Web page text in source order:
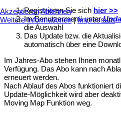
Registrieren Sie sich hier >>
Im Benutzermenü unter
die Auswahl
Das Update bzw. die
automatisch über eine
Im Jahres-Abo stehen Ihnen
Verfügung. Das Abo kann nach
erneuert werden.
Nach Ablauf des Abos funktioniert
Update-Möglichkeit wird aber
Moving Map Funktion weg.
AkzeptierenAblehnen
Weitere Informationen|Impressum